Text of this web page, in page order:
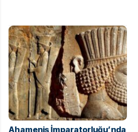
Ahameniş İmparatorluğu’nda